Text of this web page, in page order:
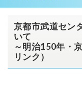
京都市武道セン
いて
～明治150年・
リンク）